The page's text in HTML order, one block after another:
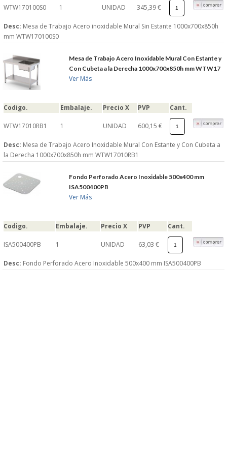
WTW170100S0 1 UNIDAD 345,39 €
Desc: Mesa de Trabajo Acero inoxidable Mural Sin Estante 1000x700x850h
mm WTW170100S0
Mesa de Trabajo Acero Inoxidable Mural Con Estante y
Con Cubeta a la Derecha 1000x700x850h mm WTW17
Ver Más
Codigo. Embalaje. Precio X PVP Cant.
WTW17010RB1 1 UNIDAD 600,15 €
Desc: Mesa de Trabajo Acero Inoxidable Mural Con Estante y Con Cubeta a
la Derecha 1000x700x850h mm WTW17010RB1
Fondo Perforado Acero Inoxidable 500x400 mm
ISA500400PB
Ver Más
Codigo. Embalaje. Precio X PVP Cant.
ISA500400PB 1 UNIDAD 63,03 €
Desc: Fondo Perforado Acero Inoxidable 500x400 mm ISA500400PB